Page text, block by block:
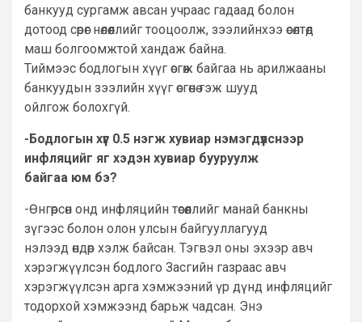
банкууд сургамж авсан учраас гадаад болон
дотоод сөрөг нөлөөллийг тооцоолж, зээлийнхээ өсөлтөд
маш болгоомжтой хандаж байна.
Тиймээс бодлогын хүүг өсгөж байгаа нь арилжааны
банкуудын зээлийн хүүг өсгөнө гэж шууд
ойлгож болохгүй.
-Бодлогын хүүг 0.5 нэгж хувиар нэмэгдүүлснээр
инфляцийг яг хэдэн хувиар бууруулж
байгаа юм бэ?
-Өнгөрсөн онд инфляцийн төсөөллийг манай банкны
зүгээс болон олон улсын байгууллагууд
нэлээд өндөр хэлж байсан. Тэгвэл оны эхээр авч
хэрэгжүүлсэн бодлого Засгийн газраас авч
хэрэгжүүлсэн арга хэмжээний үр дүнд инфляцийг
тодорхой хэмжээнд барьж чадсан. Энэ